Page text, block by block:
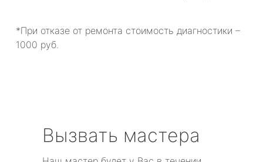
*При отказе от ремонта стоимость диагностики –
1000 руб.
Вызвать мастера